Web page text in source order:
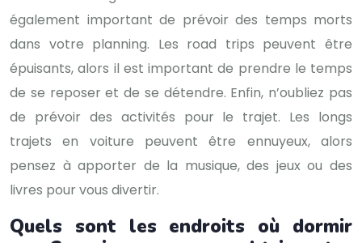
également important de prévoir des temps morts
dans votre planning. Les road trips peuvent être
épuisants, alors il est important de prendre le temps
de se reposer et de se détendre. Enfin, n’oubliez pas
de prévoir des activités pour le trajet. Les longs
trajets en voiture peuvent être ennuyeux, alors
pensez à apporter de la musique, des jeux ou des
livres pour vous divertir.
Quels sont les endroits où dormir